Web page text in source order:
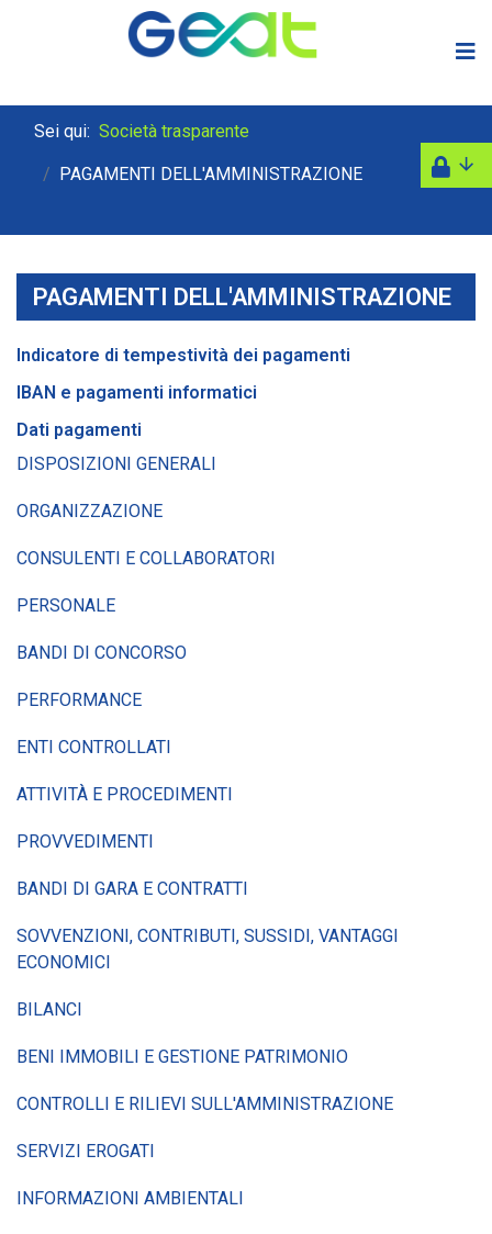
Sei qui: Società trasparente
PAGAMENTI DELL'AMMINISTRAZIONE
PAGAMENTI DELL'AMMINISTRAZIONE
Indicatore di tempestività dei pagamenti
IBAN e pagamenti informatici
Dati pagamenti
DISPOSIZIONI GENERALI
ORGANIZZAZIONE
CONSULENTI E COLLABORATORI
PERSONALE
BANDI DI CONCORSO
PERFORMANCE
ENTI CONTROLLATI
ATTIVITÀ E PROCEDIMENTI
PROVVEDIMENTI
BANDI DI GARA E CONTRATTI
SOVVENZIONI, CONTRIBUTI, SUSSIDI, VANTAGGI
ECONOMICI
BILANCI
BENI IMMOBILI E GESTIONE PATRIMONIO
CONTROLLI E RILIEVI SULL'AMMINISTRAZIONE
SERVIZI EROGATI
INFORMAZIONI AMBIENTALI